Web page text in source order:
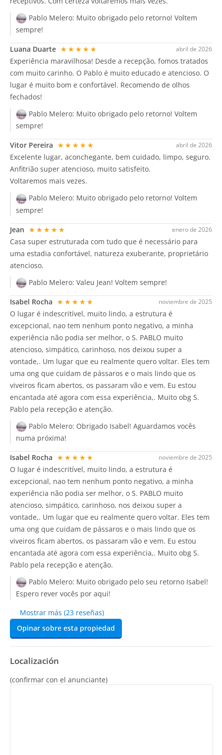
Pablo Melero: Muito obrigado pelo retorno! Voltem
sempre!
abril de 2026
Luana Duarte ★★★★★
Experiência maravilhosa! Desde a recepção, fomos tratados
com muito carinho. O Pablo é muito educado e atencioso. O
lugar é muito bom e confortável. Recomendo de olhos
fechados!
Pablo Melero: Muito obrigado pelo retorno! Voltem
sempre!
abril de 2026
Vitor Pereira ★★★★★
Excelente lugar, aconchegante, bem cuidado, limpo, seguro.
Anfitrião super atencioso, muito satisfeito.
Voltaremos mais vezes.
Pablo Melero: Muito obrigado pelo retorno! Voltem
sempre!
enero de 2026
Jean ★★★★★
Casa super estruturada com tudo que é necessário para
uma estadia confortável, natureza exuberante, proprietário
atencioso.
Pablo Melero: Valeu Jean! Voltem sempre!
noviembre de 2025
Isabel Rocha ★★★★★
O lugar é indescritível, muito lindo, a estrutura é
excepcional, nao tem nenhum ponto negativo, a minha
experiência não podia ser melhor, o S. PABLO muito
atencioso, simpático, carinhoso, nos deixou super a
vontade,. Um lugar que eu realmente quero voltar. Eles tem
uma ong que cuidam de pássaros e o mais lindo que os
viveiros ficam abertos, os passaram vão e vem. Eu estou
encantada até agora com essa experiência,. Muito obg S.
Pablo pela recepção e atenção.
Pablo Melero: Obrigado Isabel! Aguardamos vocês
numa próxima!
noviembre de 2025
Isabel Rocha ★★★★★
O lugar é indescritível, muito lindo, a estrutura é
excepcional, nao tem nenhum ponto negativo, a minha
experiência não podia ser melhor, o S. PABLO muito
atencioso, simpático, carinhoso, nos deixou super a
vontade,. Um lugar que eu realmente quero voltar. Eles tem
uma ong que cuidam de pássaros e o mais lindo que os
viveiros ficam abertos, os passaram vão e vem. Eu estou
encantada até agora com essa experiência,. Muito obg S.
Pablo pela recepção e atenção.
Pablo Melero: Muito obrigado pelo seu retorno Isabel!
Espero rever vocês por aqui!
Mostrar más (23 reseñas)
Opinar sobre esta propiedad
Localización
(confirmar con el anunciante)